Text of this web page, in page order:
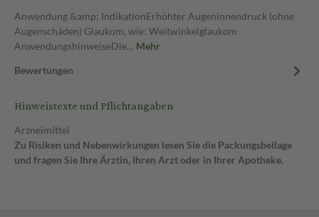
Anwendung &amp; IndikationErhöhter Augeninnendruck (ohne
Augenschäden) Glaukom, wie: Weitwinkelglaukom
AnwendungshinweiseDie… Mehr
Bewertungen
Hinweistexte und Pflichtangaben
Arzneimittel
Zu Risiken und Nebenwirkungen lesen Sie die Packungsbeilage
und fragen Sie Ihre Ärztin, Ihren Arzt oder in Ihrer Apotheke.